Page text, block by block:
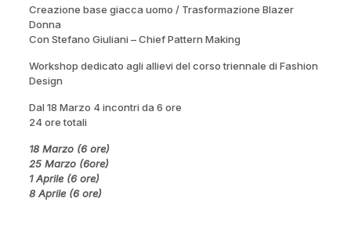
Creazione base giacca uomo / Trasformazione Blazer
Donna
Con Stefano Giuliani – Chief Pattern Making
Workshop dedicato agli allievi del corso triennale di Fashion
Design
Dal 18 Marzo 4 incontri da 6 ore
24 ore totali
18 Marzo (6 ore)
25 Marzo (6ore)
1 Aprile (6 ore)
8 Aprile (6 ore)